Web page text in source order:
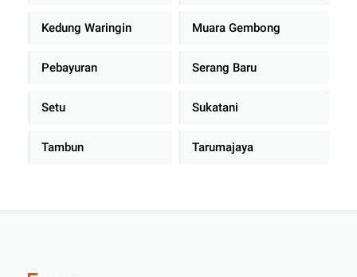
Kedung Waringin Muara Gembong
Pebayuran Serang Baru
Setu Sukatani
Tambun Tarumajaya